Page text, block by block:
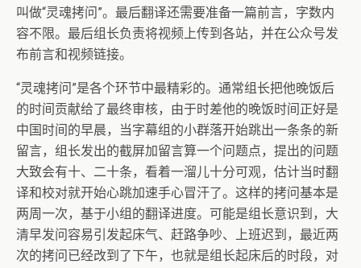
叫做“灵魂拷问”。最后翻译还需要准备一篇前言，字数内
容不限。最后组长负责将视频上传到各站，并在公众号发
布前言和视频链接。
“灵魂拷问”是各个环节中最精彩的。通常组长把他晚饭后
的时间贡献给了最终审核，由于时差他的晚饭时间正好是
中国时间的早晨，当字幕组的小群落开始跳出一条条的新
留言，组长发出的截屏加留言算一个问题点，提出的问题
大致会有十、二十条，看着一溜儿十分可观，估计当时翻
译和校对就开始心跳加速手心冒汗了。这样的拷问基本是
两周一次，基于小组的翻译进度。可能是组长意识到，大
清早发问容易引发起床气、赶路争吵、上班迟到，最近两
次的拷问已经改到了下午，也就是组长起床后的时段，对